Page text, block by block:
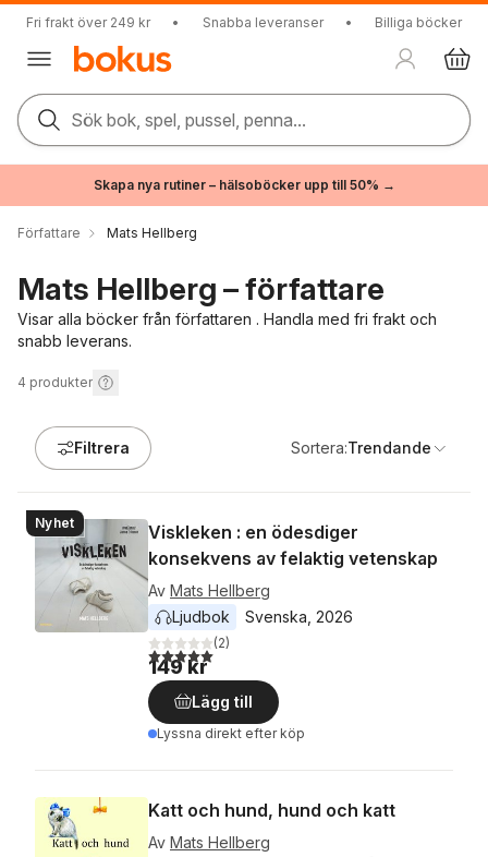
Fri frakt över 249 kr • Snabba leveranser • Billiga böcker
Sök bok, spel, pussel, penna...
Skapa nya rutiner – hälsoböcker upp till 50% →
Författare Mats Hellberg
Mats Hellberg – författare
Visar alla böcker från författaren . Handla med fri frakt och
snabb leverans.
4 produkter
Filtrera Sortera:Trendande
Nyhet
Viskleken : en ödesdiger
konsekvens av felaktig vetenskap
Av Mats Hellberg
Ljudbok
Svenska 2026
5,0utav 5 stjärnor. Totalt antal röster:
(2)
149 kr
Lägg till
Lyssna direkt efter köp
Katt och hund, hund och katt
Av Mats Hellberg